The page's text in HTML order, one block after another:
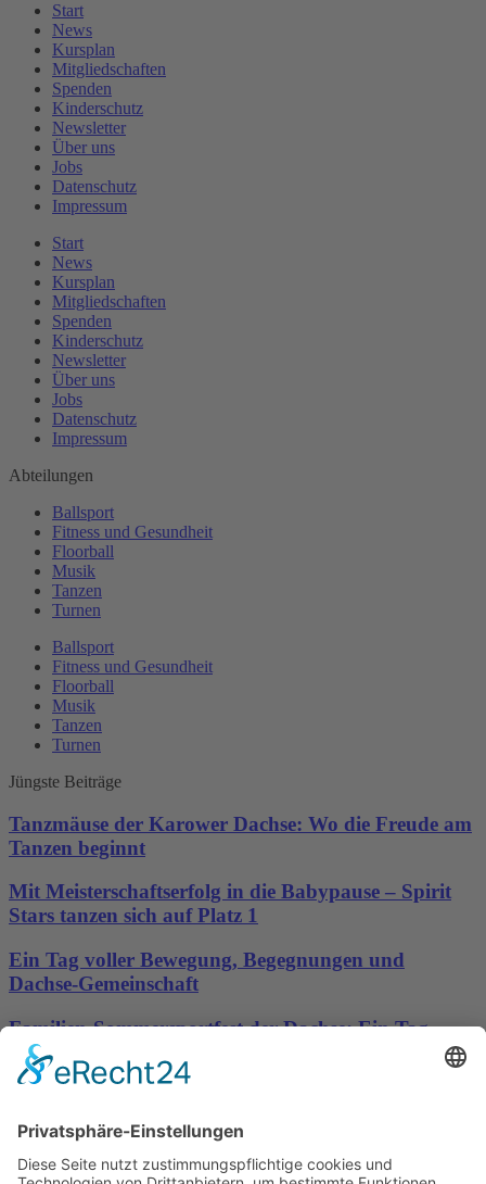
Start
News
Kursplan
Mitgliedschaften
Spenden
Kinderschutz
Newsletter
Über uns
Jobs
Datenschutz
Impressum
Start
News
Kursplan
Mitgliedschaften
Spenden
Kinderschutz
Newsletter
Über uns
Jobs
Datenschutz
Impressum
Abteilungen
Ballsport
Fitness und Gesundheit
Floorball
Musik
Tanzen
Turnen
Ballsport
Fitness und Gesundheit
Floorball
Musik
Tanzen
Turnen
Jüngste Beiträge
Tanzmäuse der Karower Dachse: Wo die Freude am
Tanzen beginnt
Mit Meisterschaftserfolg in die Babypause – Spirit
Stars tanzen sich auf Platz 1
Ein Tag voller Bewegung, Begegnungen und
Dachse-Gemeinschaft
Familien-Sommersportfest der Dachse: Ein Tag
voller Bewegung, Spaß und Gemeinschaft
Technischer Administrator: Silvio Osowsky